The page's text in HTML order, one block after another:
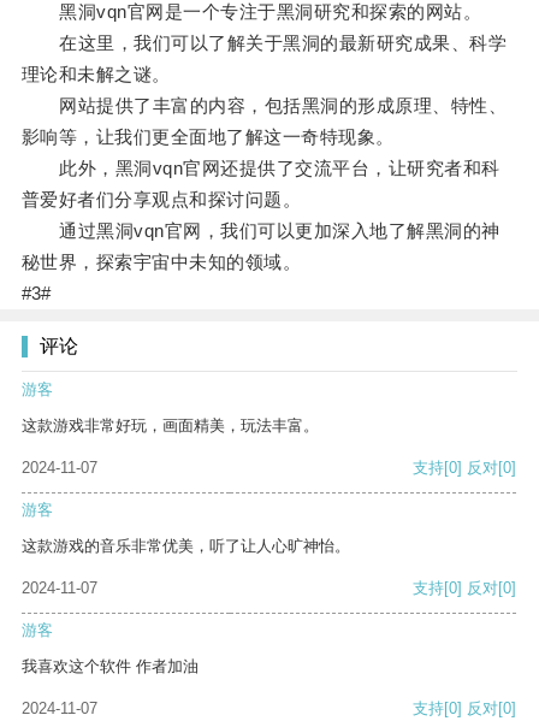
黑洞vqn官网是一个专注于黑洞研究和探索的网站。
在这里，我们可以了解关于黑洞的最新研究成果、科学
理论和未解之谜。
网站提供了丰富的内容，包括黑洞的形成原理、特性、
影响等，让我们更全面地了解这一奇特现象。
此外，黑洞vqn官网还提供了交流平台，让研究者和科
普爱好者们分享观点和探讨问题。
通过黑洞vqn官网，我们可以更加深入地了解黑洞的神
秘世界，探索宇宙中未知的领域。
#3#
评论
游客
这款游戏非常好玩，画面精美，玩法丰富。
2024-11-07 支持[0] 反对[0]
游客
这款游戏的音乐非常优美，听了让人心旷神怡。
2024-11-07 支持[0] 反对[0]
游客
我喜欢这个软件 作者加油
2024-11-07 支持[0] 反对[0]